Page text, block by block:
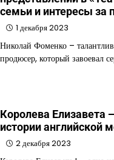
семьи и интересы за
1 декабря 2023
Николай Фоменко –
продюсер, который завоевал
Королева
истории английской
2 декабря 2023